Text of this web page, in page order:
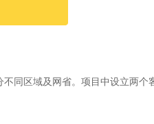
同区域及网省。项目中设立两个